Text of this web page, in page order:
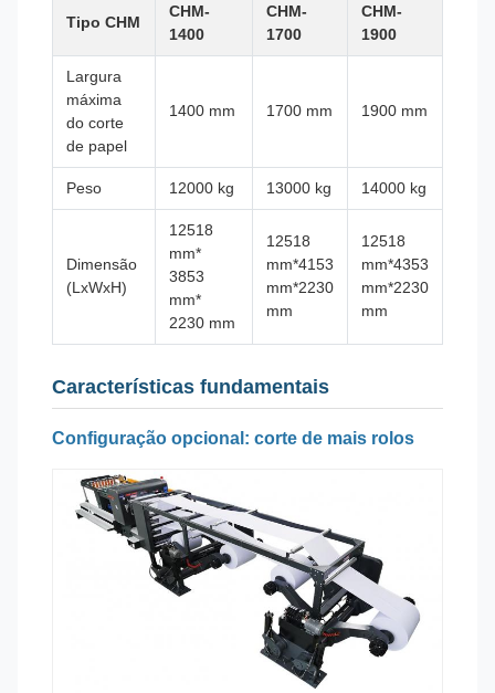
Tipo CHM
CHM-
1400
CHM-
1700
CHM-
1900
Largura
máxima
do corte
de papel
1400 mm 1700 mm 1900 mm
Peso 12000 kg 13000 kg 14000 kg
Dimensão
(LxWxH)
12518
mm*
3853
mm*
2230 mm
12518
mm*4153
mm*2230
mm
12518
mm*4353
mm*2230
mm
Características fundamentais
Configuração opcional: corte de mais rolos